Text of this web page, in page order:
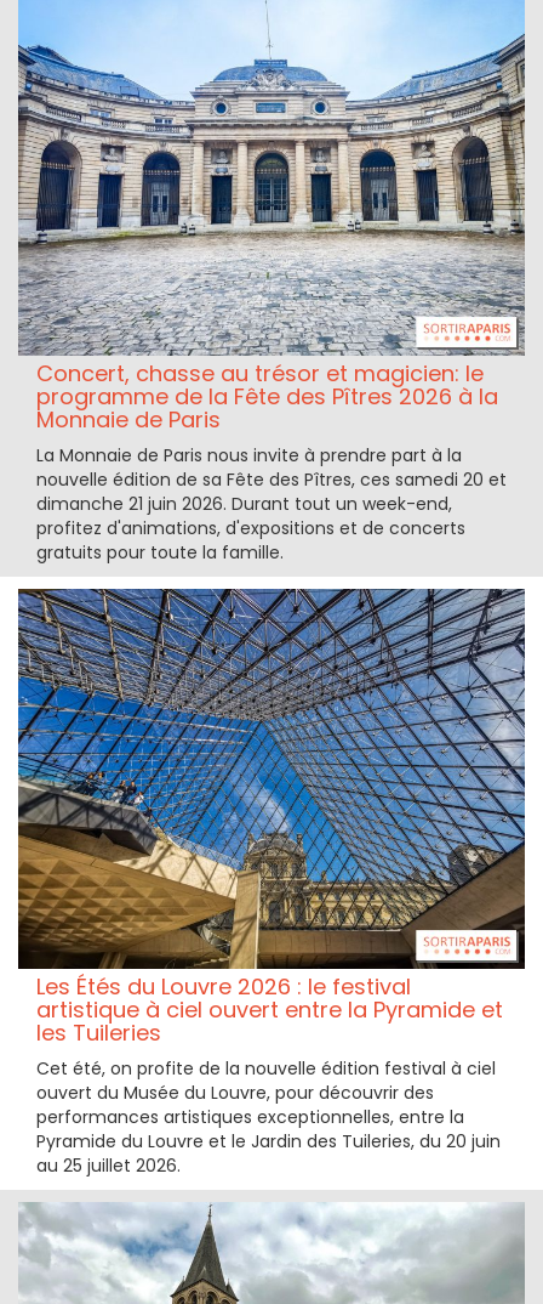
Concert, chasse au trésor et magicien: le
programme de la Fête des Pîtres 2026 à la
Monnaie de Paris
La Monnaie de Paris nous invite à prendre part à la
nouvelle édition de sa Fête des Pîtres, ces samedi 20 et
dimanche 21 juin 2026. Durant tout un week-end,
profitez d'animations, d'expositions et de concerts
gratuits pour toute la famille.
Les Étés du Louvre 2026 : le festival
artistique à ciel ouvert entre la Pyramide et
les Tuileries
Cet été, on profite de la nouvelle édition festival à ciel
ouvert du Musée du Louvre, pour découvrir des
performances artistiques exceptionnelles, entre la
Pyramide du Louvre et le Jardin des Tuileries, du 20 juin
au 25 juillet 2026.